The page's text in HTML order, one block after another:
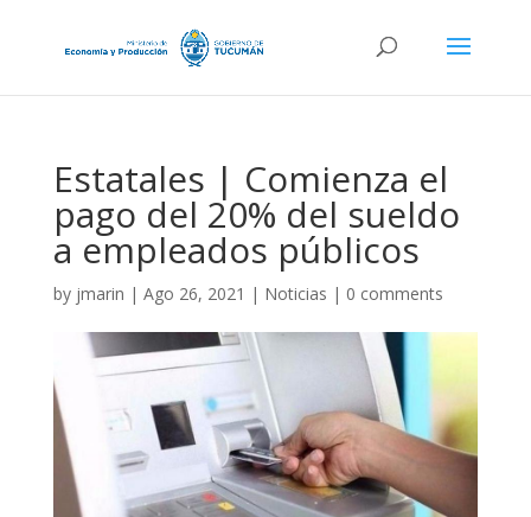
Estatales | Comienza el
pago del 20% del sueldo
a empleados públicos
by jmarin | Ago 26, 2021 | Noticias | 0 comments